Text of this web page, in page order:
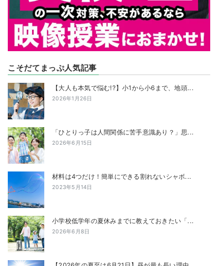
こそだてまっぷ人気記事
【大人も本気で悩む!?】小1から小6まで、地頭...
2026年1月26日
「ひとりっ子は人間関係に苦手意識あり？」思...
2026年6月15日
材料は4つだけ！簡単にできる割れないシャボ...
2023年5月14日
小学校低学年の夏休みまでに教えておきたい「...
2026年6月8日